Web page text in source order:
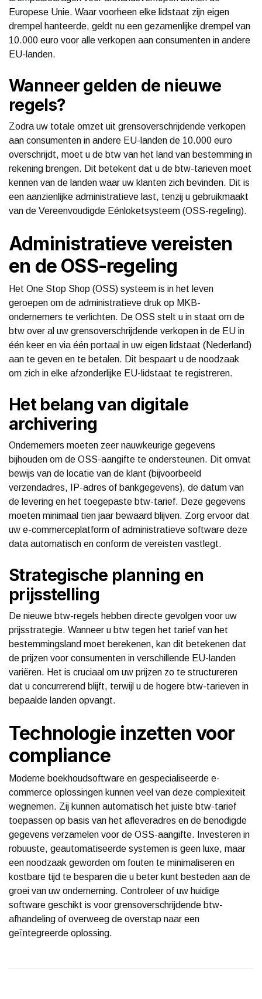
Europese Unie. Waar voorheen elke lidstaat zijn eigen
drempel hanteerde, geldt nu een gezamenlijke drempel van
10.000 euro voor alle verkopen aan consumenten in andere
EU-landen.
Wanneer gelden de nieuwe
regels?
Zodra uw totale omzet uit grensoverschrijdende verkopen
aan consumenten in andere EU-landen de 10.000 euro
overschrijdt, moet u de btw van het land van bestemming in
rekening brengen. Dit betekent dat u de btw-tarieven moet
kennen van de landen waar uw klanten zich bevinden. Dit is
een aanzienlijke administratieve last, tenzij u gebruikmaakt
van de Vereenvoudigde Eénloketsysteem (OSS-regeling).
Administratieve vereisten
en de OSS-regeling
Het One Stop Shop (OSS) systeem is in het leven
geroepen om de administratieve druk op MKB-
ondernemers te verlichten. De OSS stelt u in staat om de
btw over al uw grensoverschrijdende verkopen in de EU in
één keer en via één portaal in uw eigen lidstaat (Nederland)
aan te geven en te betalen. Dit bespaart u de noodzaak
om zich in elke afzonderlijke EU-lidstaat te registreren.
Het belang van digitale
archivering
Ondernemers moeten zeer nauwkeurige gegevens
bijhouden om de OSS-aangifte te ondersteunen. Dit omvat
bewijs van de locatie van de klant (bijvoorbeeld
verzendadres, IP-adres of bankgegevens), de datum van
de levering en het toegepaste btw-tarief. Deze gegevens
moeten minimaal tien jaar bewaard blijven. Zorg ervoor dat
uw e-commerceplatform of administratieve software deze
data automatisch en conform de vereisten vastlegt.
Strategische planning en
prijsstelling
De nieuwe btw-regels hebben directe gevolgen voor uw
prijsstrategie. Wanneer u btw tegen het tarief van het
bestemmingsland moet berekenen, kan dit betekenen dat
de prijzen voor consumenten in verschillende EU-landen
variëren. Het is cruciaal om uw prijzen zo te structureren
dat u concurrerend blijft, terwijl u de hogere btw-tarieven in
bepaalde landen opvangt.
Technologie inzetten voor
compliance
Moderne boekhoudsoftware en gespecialiseerde e-
commerce oplossingen kunnen veel van deze complexiteit
wegnemen. Zij kunnen automatisch het juiste btw-tarief
toepassen op basis van het afleveradres en de benodigde
gegevens verzamelen voor de OSS-aangifte. Investeren in
robuuste, geautomatiseerde systemen is geen luxe, maar
een noodzaak geworden om fouten te minimaliseren en
kostbare tijd te besparen die u beter kunt besteden aan de
groei van uw onderneming. Controleer of uw huidige
software geschikt is voor grensoverschrijdende btw-
afhandeling of overweeg de overstap naar een
geïntegreerde oplossing.